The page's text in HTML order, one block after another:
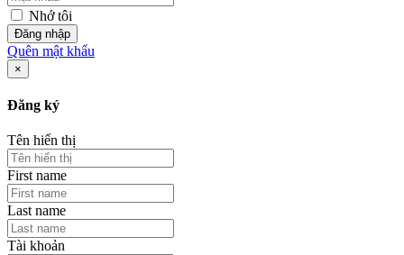
Nhớ tôi
Đăng nhập
Quên mật khẩu
×
Đăng ký
Tên hiển thị
First name
Last name
Tài khoản